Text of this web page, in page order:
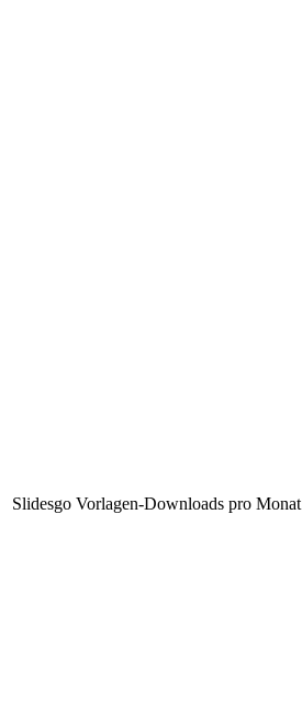
Slidesgo Vorlagen-Downloads pro Monat